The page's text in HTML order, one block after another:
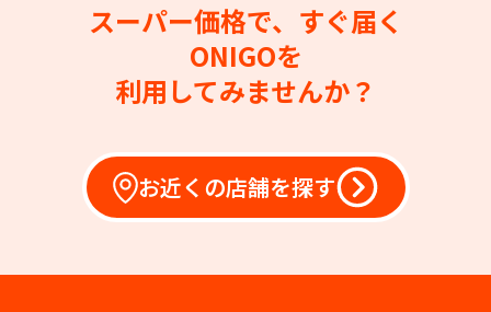
スーパー価格で、すぐ届く
ONIGOを
利用してみませんか？
お近くの店舗を探す